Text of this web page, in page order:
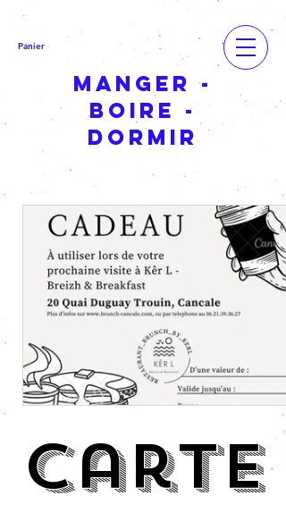
MANGER -
BOIRE -
DORMIR
Panier
Carte